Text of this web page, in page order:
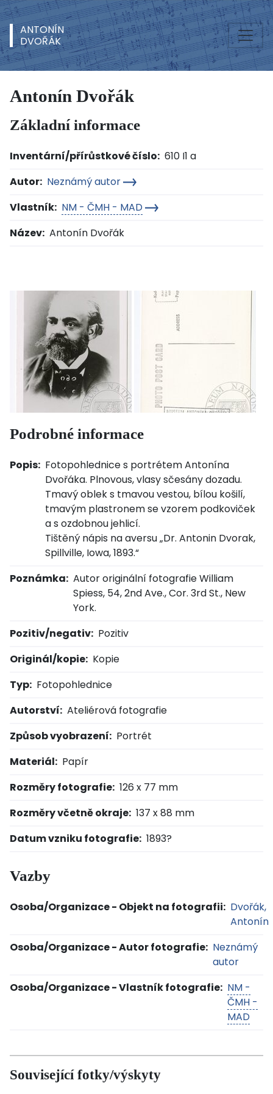
ANTONÍN
DVOŘÁK
Antonín Dvořák
Základní informace
Inventární/přírůstkové číslo: 610 I1 a
Autor: Neznámý autor
Vlastník: NM - ČMH - MAD
Název: Antonín Dvořák
Podrobné informace
Popis: Fotopohlednice s portrétem Antonína
Dvořáka. Plnovous, vlasy sčesány dozadu.
Tmavý oblek s tmavou vestou, bílou košilí,
tmavým plastronem se vzorem podkoviček
a s ozdobnou jehlicí.
Tištěný nápis na aversu „Dr. Antonin Dvorak,
Spillville, Iowa, 1893.“
Poznámka: Autor originální fotografie William
Spiess, 54, 2nd Ave., Cor. 3rd St., New
York.
Pozitiv/negativ: Pozitiv
Originál/kopie: Kopie
Typ: Fotopohlednice
Autorství: Ateliérová fotografie
Způsob vyobrazení: Portrét
Materiál: Papír
Rozměry fotografie: 126 x 77 mm
Rozměry včetně okraje: 137 x 88 mm
Datum vzniku fotografie: 1893?
Vazby
Osoba/Organizace - Objekt na fotografii: Dvořák,
Antonín
Osoba/Organizace - Autor fotografie: Neznámý
autor
Osoba/Organizace - Vlastník fotografie: NM -
ČMH -
MAD
Související fotky/výskyty